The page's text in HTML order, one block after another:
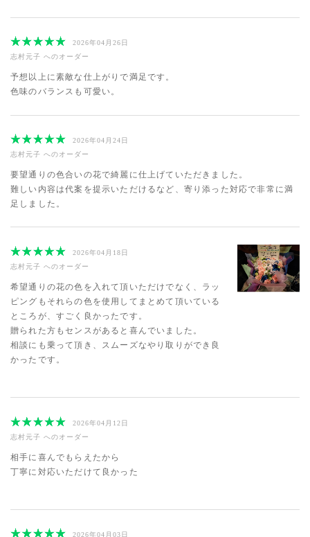
2026年04月26日
志村元子 へのオーダー
予想以上に素敵な仕上がりで満足です。
色味のバランスも可愛い。
2026年04月24日
志村元子 へのオーダー
要望通りの色合いの花で綺麗に仕上げていただきました。
難しい内容は代案を提示いただけるなど、寄り添った対応で非常に満
足しました。
2026年04月18日
志村元子 へのオーダー
希望通りの花の色を入れて頂いただけでなく、ラッ
ピングもそれらの色を使用してまとめて頂いている
ところが、すごく良かったです。
贈られた方もセンスがあると喜んでいました。
相談にも乗って頂き、スムーズなやり取りができ良
かったです。
2026年04月12日
志村元子 へのオーダー
相手に喜んでもらえたから
丁寧に対応いただけて良かった
2026年04月03日